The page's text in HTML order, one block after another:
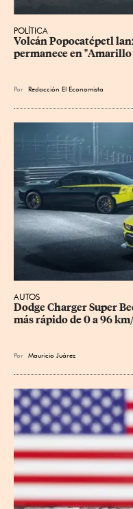
POLÍTICA
Volcán Popocatépetl
permanece en "Amarillo
Por Redacción El Economista
AUTOS
Dodge Charger Super
más rápido de 0 a 96
Por Mauricio Juárez